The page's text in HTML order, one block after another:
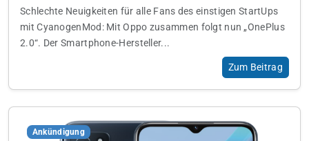
Schlechte Neuigkeiten für alle Fans des einstigen StartUps
mit CyanogenMod: Mit Oppo zusammen folgt nun „OnePlus
2.0“. Der Smartphone-Hersteller...
Zum Beitrag
Ankündigung